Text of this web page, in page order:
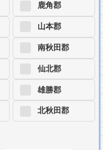
鹿角郡
山本郡
南秋田郡
仙北郡
雄勝郡
北秋田郡